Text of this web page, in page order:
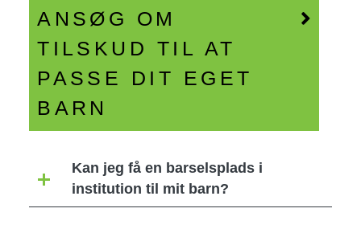
ANSØG OM
TILSKUD TIL AT
PASSE DIT EGET
BARN
Kan jeg få en barselsplads i
institution til mit barn?